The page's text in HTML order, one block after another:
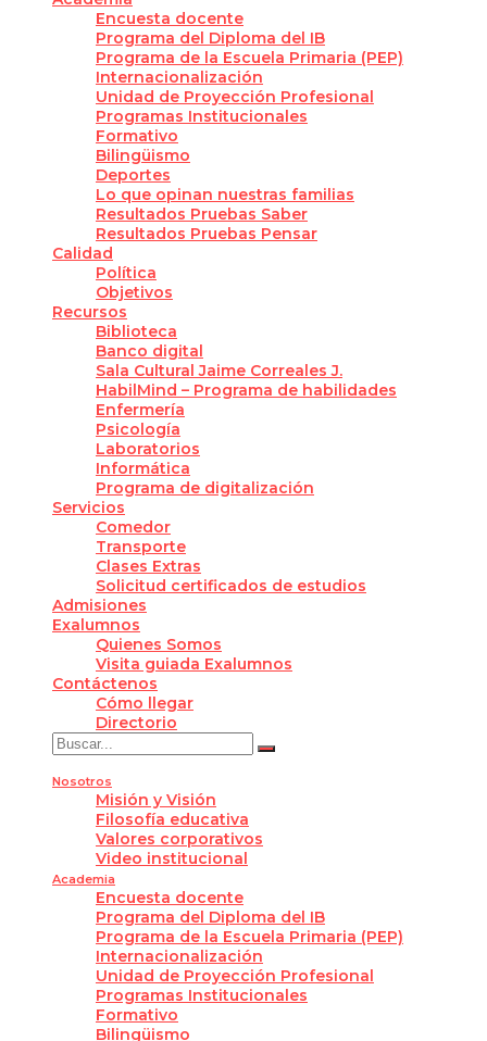
Encuesta docente
Programa del Diploma del IB
Programa de la Escuela Primaria (PEP)
Internacionalización
Unidad de Proyección Profesional
Programas Institucionales
Formativo
Bilingüismo
Deportes
Lo que opinan nuestras familias
Resultados Pruebas Saber
Resultados Pruebas Pensar
Calidad
Política
Objetivos
Recursos
Biblioteca
Banco digital
Sala Cultural Jaime Correales J.
HabilMind – Programa de habilidades
Enfermería
Psicología
Laboratorios
Informática
Programa de digitalización
Servicios
Comedor
Transporte
Clases Extras
Solicitud certificados de estudios
Admisiones
Exalumnos
Quienes Somos
Visita guiada Exalumnos
Contáctenos
Cómo llegar
Directorio
Nosotros
Misión y Visión
Filosofía educativa
Valores corporativos
Video institucional
Academia
Encuesta docente
Programa del Diploma del IB
Programa de la Escuela Primaria (PEP)
Internacionalización
Unidad de Proyección Profesional
Programas Institucionales
Formativo
Bilingüismo